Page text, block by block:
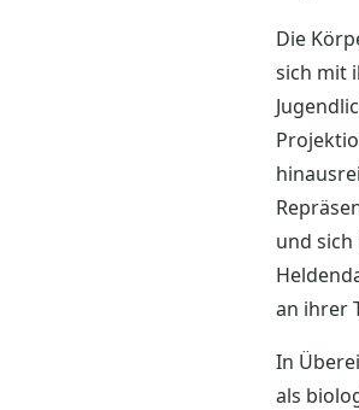
Die
sich mit
und sich
an ihrer
In
als